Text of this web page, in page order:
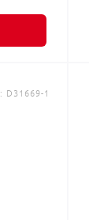
D31669-1